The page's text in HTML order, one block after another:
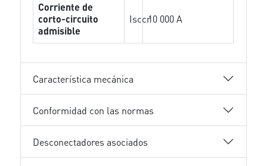
Corriente de
corto-circuito
admisible
Isccr10 000 A
Característica mecánica
Conformidad con las normas
Desconectadores asociados